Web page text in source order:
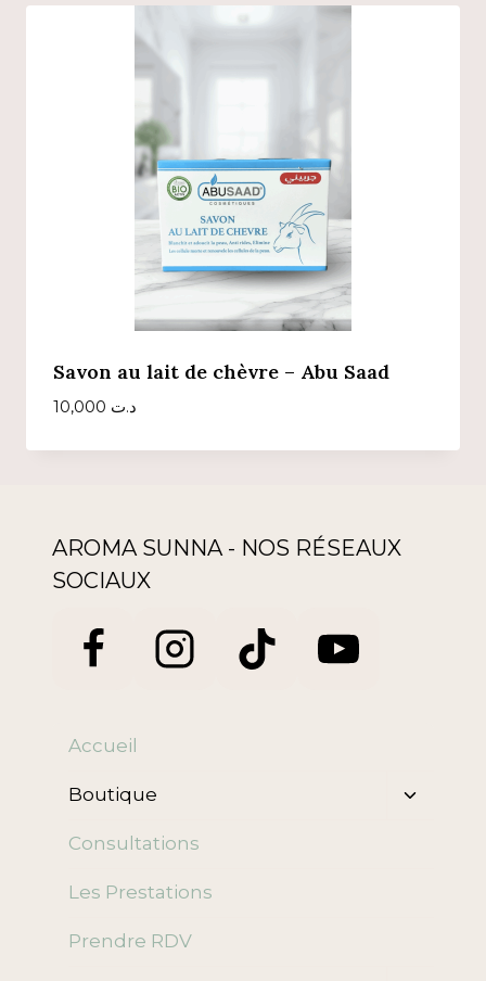
Savon au lait de chèvre – Abu Saad
د.ت
AROMA SUNNA - NOS RÉSEAUX
SOCIAUX
Accueil
Boutique
Ouvrir/
Consultations
Les Prestations
Prendre RDV